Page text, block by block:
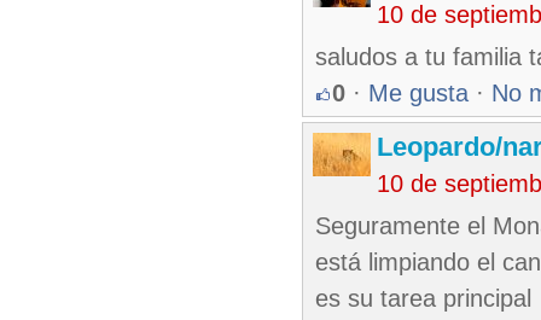
10 de
saludos a tu familia
0 · Me gusta · No
Leopardo/
10 de
Seguramente el
está limpiando el
es su tarea principal